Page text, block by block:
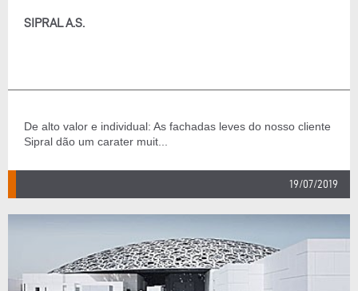
SIPRAL A.S.
De alto valor e individual: As fachadas leves do nosso cliente
Sipral dão um carater muit...
19/07/2019